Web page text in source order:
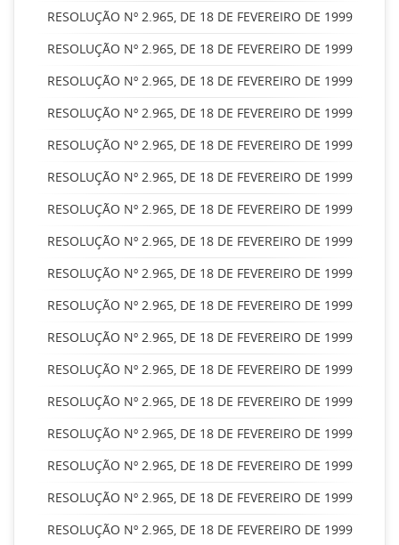
RESOLUÇÃO Nº 2.965, DE 18 DE FEVEREIRO DE 1999
RESOLUÇÃO Nº 2.965, DE 18 DE FEVEREIRO DE 1999
RESOLUÇÃO Nº 2.965, DE 18 DE FEVEREIRO DE 1999
RESOLUÇÃO Nº 2.965, DE 18 DE FEVEREIRO DE 1999
RESOLUÇÃO Nº 2.965, DE 18 DE FEVEREIRO DE 1999
RESOLUÇÃO Nº 2.965, DE 18 DE FEVEREIRO DE 1999
RESOLUÇÃO Nº 2.965, DE 18 DE FEVEREIRO DE 1999
RESOLUÇÃO Nº 2.965, DE 18 DE FEVEREIRO DE 1999
RESOLUÇÃO Nº 2.965, DE 18 DE FEVEREIRO DE 1999
RESOLUÇÃO Nº 2.965, DE 18 DE FEVEREIRO DE 1999
RESOLUÇÃO Nº 2.965, DE 18 DE FEVEREIRO DE 1999
RESOLUÇÃO Nº 2.965, DE 18 DE FEVEREIRO DE 1999
RESOLUÇÃO Nº 2.965, DE 18 DE FEVEREIRO DE 1999
RESOLUÇÃO Nº 2.965, DE 18 DE FEVEREIRO DE 1999
RESOLUÇÃO Nº 2.965, DE 18 DE FEVEREIRO DE 1999
RESOLUÇÃO Nº 2.965, DE 18 DE FEVEREIRO DE 1999
RESOLUÇÃO Nº 2.965, DE 18 DE FEVEREIRO DE 1999